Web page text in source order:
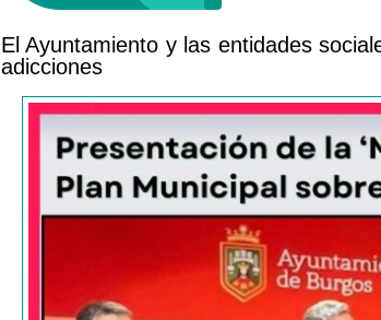
El Ayuntamiento y las entidades
adicciones